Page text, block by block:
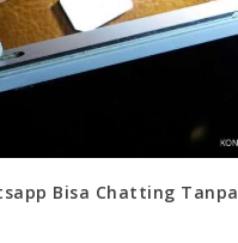
Bisa Chatting Tanpa